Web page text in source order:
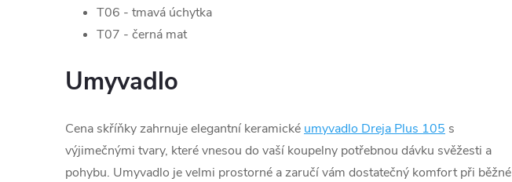
T06 - tmavá úchytka
T07 - černá mat
Umyvadlo
Cena skříňky zahrnuje elegantní keramické umyvadlo Dreja Plus 105 s
výjimečnými tvary, které vnesou do vaší koupelny potřebnou dávku svěžesti a
pohybu. Umyvadlo je velmi prostorné a zaručí vám dostatečný komfort při běžné